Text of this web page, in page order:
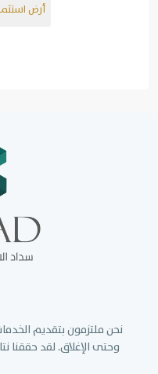
أرض
نحن ملتزمون بتقديم
وحتى الإغلاق. لقد حققنا